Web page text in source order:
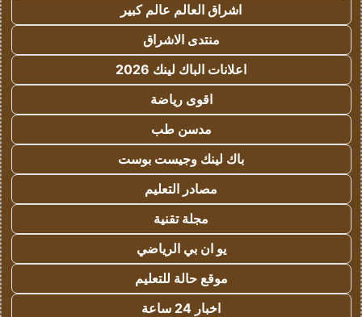
اشراق العالم عالم كبير
منتدى الاشراق
اعلانات الباك لينك 2026
اقوى رياضة
مدسن طب
باك لينك وجيست بوست
مصادر التعليم
مجلة تقنية
يو ان بي الرياضي
موقع حالة للتعليم
اخبار 24 ساعة